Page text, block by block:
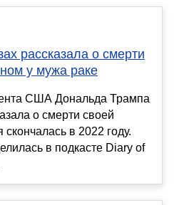
рассказала о смерти
у мужа раке
США Дональда Трампа
о смерти своей
в 2022 году.
в подкасте Diary of